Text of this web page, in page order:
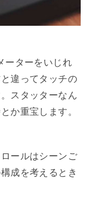
ーターをいじれ
違ってタッチの
スタッターなん
か重宝します。
ールはシーンご
成を考えるとき